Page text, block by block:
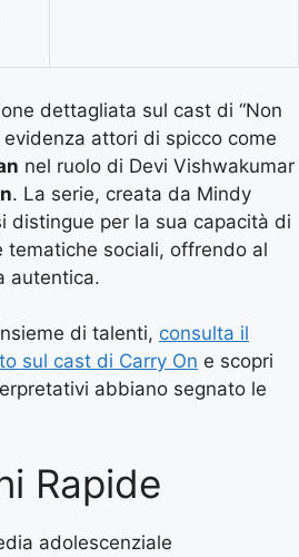
dettagliata sul cast di “Non
attori di spicco come
nel ruolo di Devi Vishwakumar
. La serie, creata da Mindy
distingue per la sua capacità di
tematiche sociali, offrendo al
autentica.
di talenti, consulta il
sul cast di Carry On e scopri
abbiano segnato le
Rapide
adolescenziale